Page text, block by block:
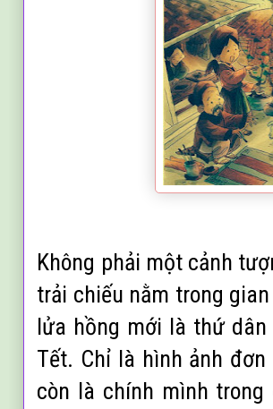
Không phải một cảnh
trải chiếu nằm trong
lửa hồng mới là thứ
Tết. Chỉ là hình ảnh
còn là chính mình